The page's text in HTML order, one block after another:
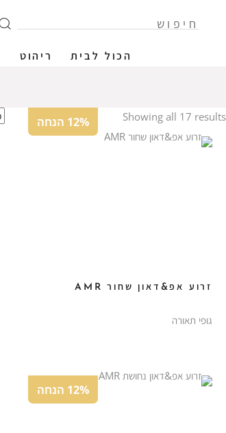
הכול לבית ריהוט
Showing all 17 results 12% הנחה
זרוע אפ&דאון שחור AMR
גופי תאורה
12% הנחה